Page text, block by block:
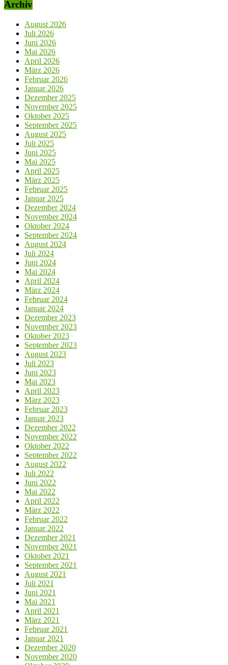
Archiv
August 2026
Juli 2026
Juni 2026
Mai 2026
April 2026
März 2026
Februar 2026
Januar 2026
Dezember 2025
November 2025
Oktober 2025
September 2025
August 2025
Juli 2025
Juni 2025
Mai 2025
April 2025
März 2025
Februar 2025
Januar 2025
Dezember 2024
November 2024
Oktober 2024
September 2024
August 2024
Juli 2024
Juni 2024
Mai 2024
April 2024
März 2024
Februar 2024
Januar 2024
Dezember 2023
November 2023
Oktober 2023
September 2023
August 2023
Juli 2023
Juni 2023
Mai 2023
April 2023
März 2023
Februar 2023
Januar 2023
Dezember 2022
November 2022
Oktober 2022
September 2022
August 2022
Juli 2022
Juni 2022
Mai 2022
April 2022
März 2022
Februar 2022
Januar 2022
Dezember 2021
November 2021
Oktober 2021
September 2021
August 2021
Juli 2021
Juni 2021
Mai 2021
April 2021
März 2021
Februar 2021
Januar 2021
Dezember 2020
November 2020